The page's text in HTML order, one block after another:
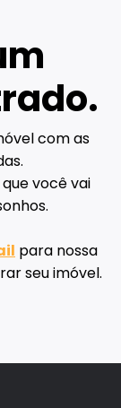
com as
você vai
para nossa
seu imóvel.